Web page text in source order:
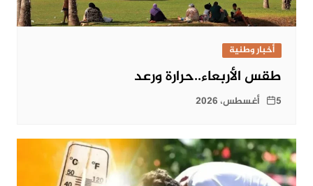
أخبار وطنية
طقس الأربعاء..حرارة ورعد
5 أغسطس، 2026